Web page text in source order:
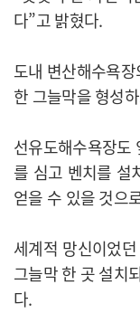
다”고 밝혔다.
도내 변산해수욕
한 그늘막을 형성
선유도해수욕장도
를 심고 벤치를 설
얻을 수 있을 것으
세계적 망신이었
그늘막 한 곳 설치
다.